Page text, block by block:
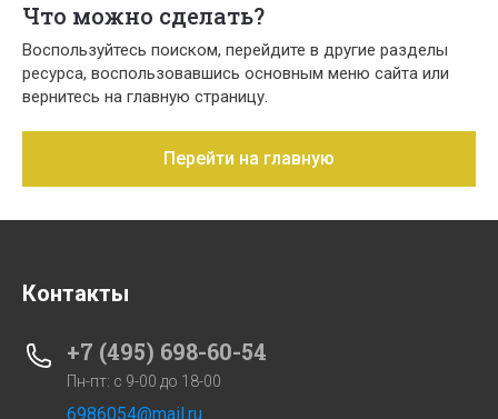
Что можно сделать?
Воспользуйтесь поиском, перейдите в другие разделы
ресурса, воспользовавшись основным меню сайта или
вернитесь на главную страницу.
Перейти на главную
Контакты
+7 (495) 698-60-54
Пн-пт: с 9-00 до 18-00
6986054@mail.ru